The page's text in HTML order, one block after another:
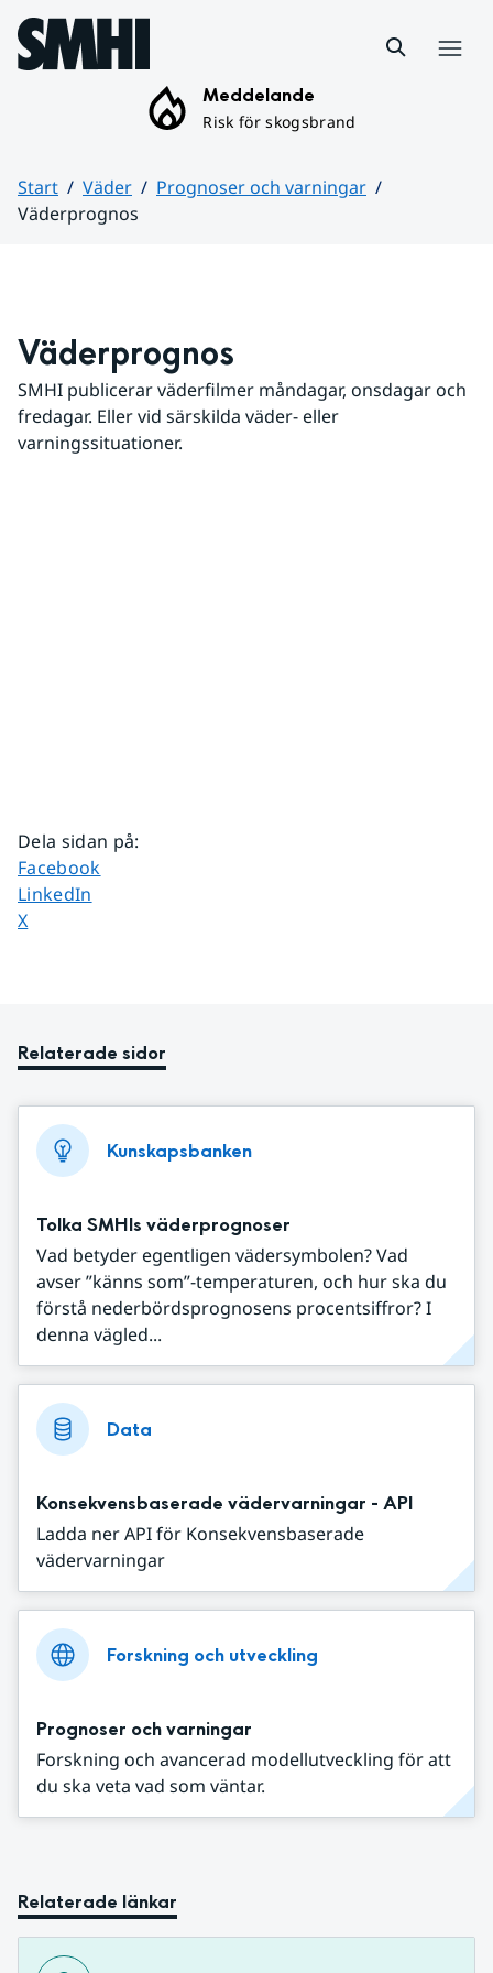
Hoppa till sidans innehåll
Meddelande
Risk för skogsbrand
Start Väder
Prognoser och varningar
Väderprognos
Väderprognos
SMHI publicerar väderfilmer måndagar, onsdagar och
fredagar. Eller vid särskilda väder- eller
varningssituationer.
Dela sidan på:
Dela sidan på
Facebook
Dela sidan på
LinkedIn
Dela sidan på
X
Relaterade sidor
Kunskapsbanken
Tolka SMHIs väderprognoser
Vad betyder egentligen vädersymbolen? Vad
avser ”känns som”-temperaturen, och hur ska du
förstå nederbördsprognosens procentsiffror? I
denna vägled...
Data
Konsekvensbaserade vädervarningar - API
Ladda ner API för Konsekvensbaserade
vädervarningar
Forskning och utveckling
Prognoser och varningar
Forskning och avancerad modellutveckling för att
du ska veta vad som väntar.
Relaterade länkar